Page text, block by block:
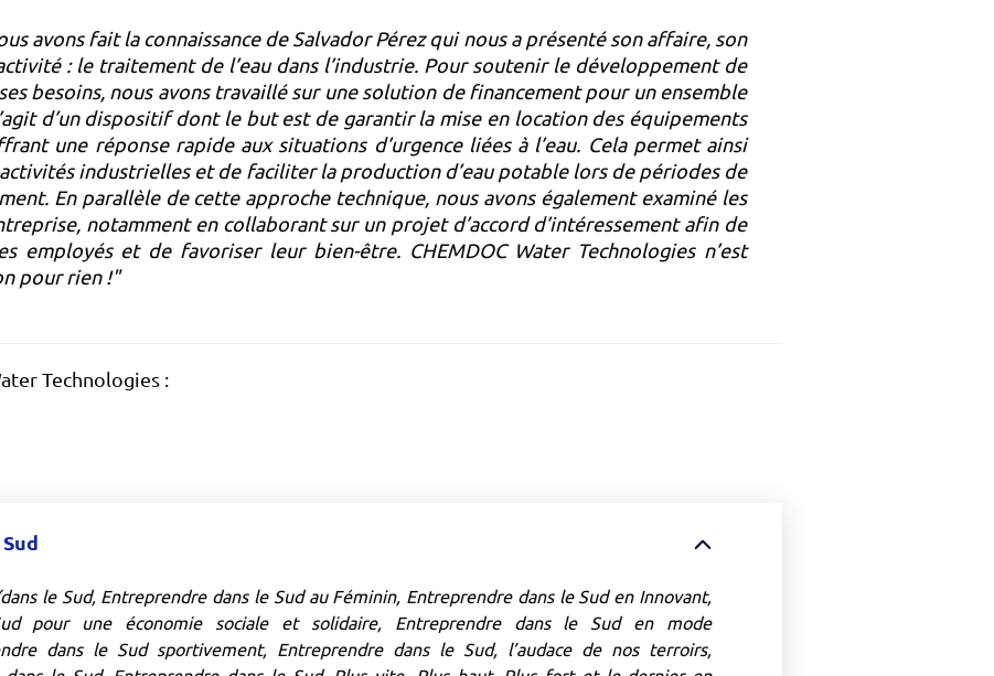
avons fait la connaissance de Salvador Pérez qui nous a présenté son affaire, son
: le traitement de l’eau dans l’industrie. Pour soutenir le développement de
besoins, nous avons travaillé sur une solution de financement pour un ensemble
d’un dispositif dont le but est de garantir la mise en location des équipements
une réponse rapide aux situations d’urgence liées à l’eau. Cela permet ainsi
industrielles et de faciliter la production d’eau potable lors de périodes de
En parallèle de cette approche technique, nous avons également examiné les
notamment en collaborant sur un projet d’accord d’intéressement afin de
employés et de favoriser leur bien-être. CHEMDOC Water Technologies n’est
pour rien !"
Technologies :
le Sud, Entreprendre dans le Sud au Féminin, Entreprendre dans le Sud en Innovant,
pour une économie sociale et solidaire, Entreprendre dans le Sud en mode
dans le Sud sportivement, Entreprendre dans le Sud, l’audace de nos terroirs,